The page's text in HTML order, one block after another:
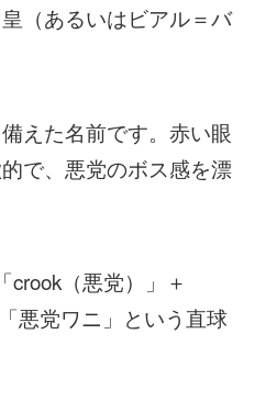
（あるいはビアル＝バ
えた名前です。赤い眼
で、悪党のボス感を漂
crook（悪党）」＋
悪党ワニ」という直球